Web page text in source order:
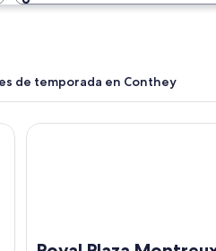
y un pequeño asentamiento.
de temporada en Conthey
Royal Plaza Montreux